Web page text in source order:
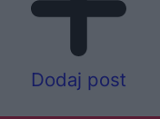
Dodaj post